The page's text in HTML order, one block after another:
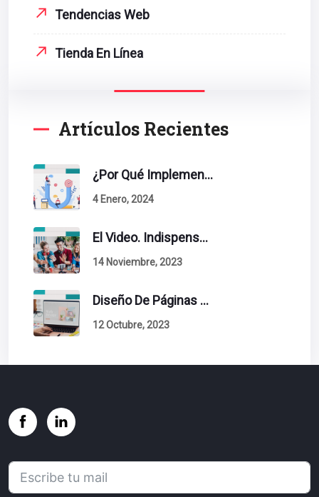
Tendencias Web
Tienda En Línea
Artículos Recientes
¿Por Qué Implementar La Metodología Inbound Marketing En Tu Empresa?
4 Enero, 2024
El Video. Indispensable En Tu Estrategia De Contenidos.
14 Noviembre, 2023
Diseño De Páginas Web. Esto Debe Tener Un Sitio Exitoso.
12 Octubre, 2023